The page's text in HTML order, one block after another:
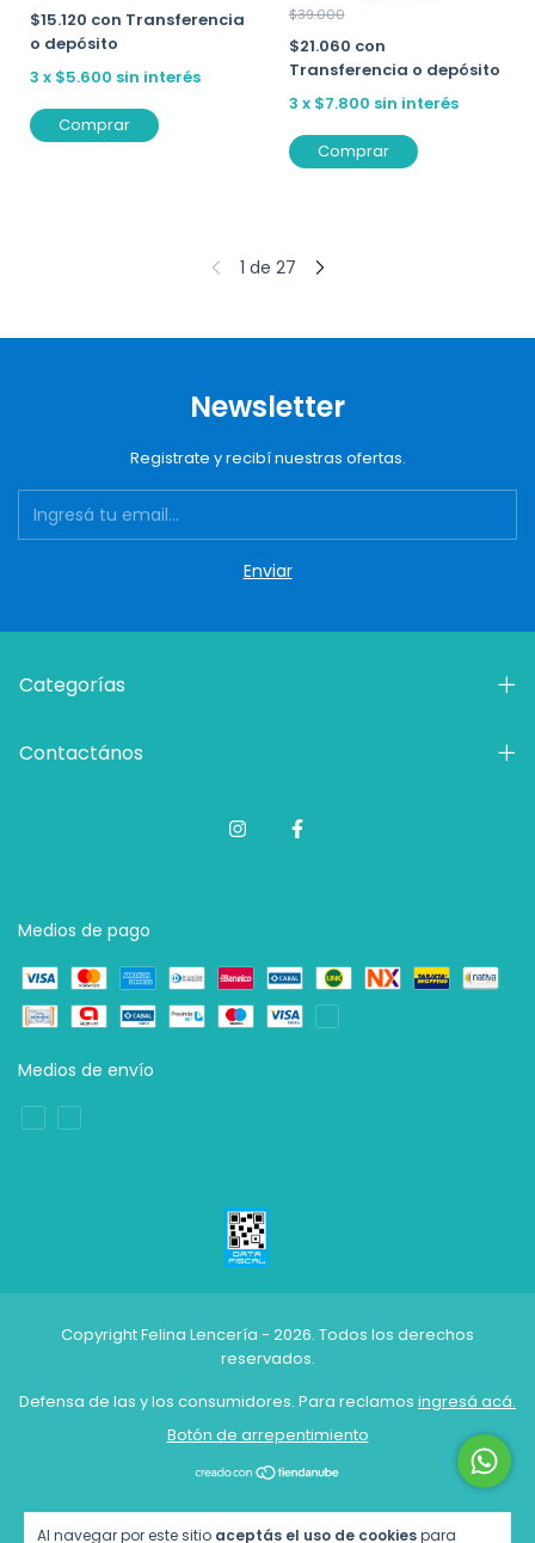
Al navegar por este sitio aceptás el uso de cookiespara
$15.120 con Transferencia
o depósito
3 x $5.600 sin interés
Comprar
$39.000
$21.060 con
Transferencia o depósito
3 x $7.800 sin interés
Comprar
1 de 27
Newsletter
Registrate y recibí nuestras ofertas.
Categorías
Contactános
Medios de pago
Medios de envío
Copyright Felina Lencería - 2026. Todos los derechos
reservados.
Defensa de las y los consumidores. Para reclamos ingresá acá.
Botón de arrepentimiento